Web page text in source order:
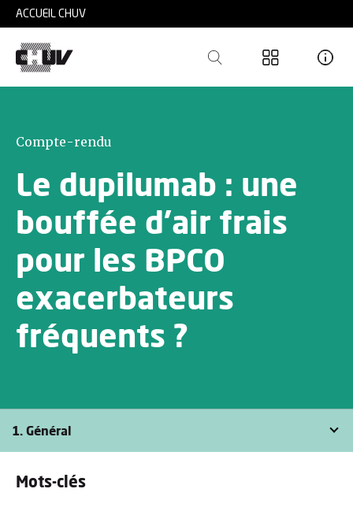
Skip to main content
ACCUEIL CHUV
Compte-rendu
Le dupilumab : une
bouffée d’air frais
pour les BPCO
exacerbateurs
fréquents ?
1. Général
Mots-clés